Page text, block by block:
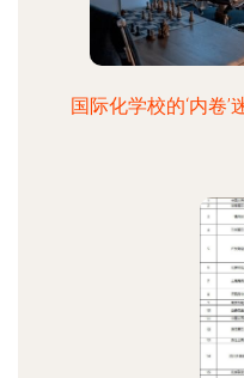
国际化学校的‘内卷